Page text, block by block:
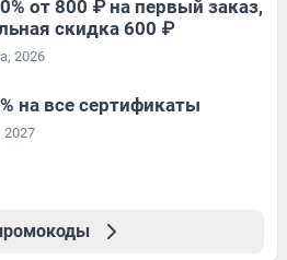
от 800 ₽ на первый заказ,
скидка 600 ₽
2026
на все сертификаты
2027